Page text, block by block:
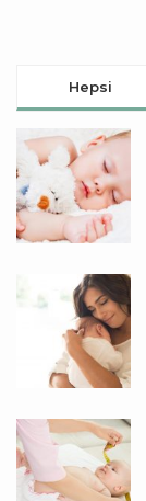
Hepsi